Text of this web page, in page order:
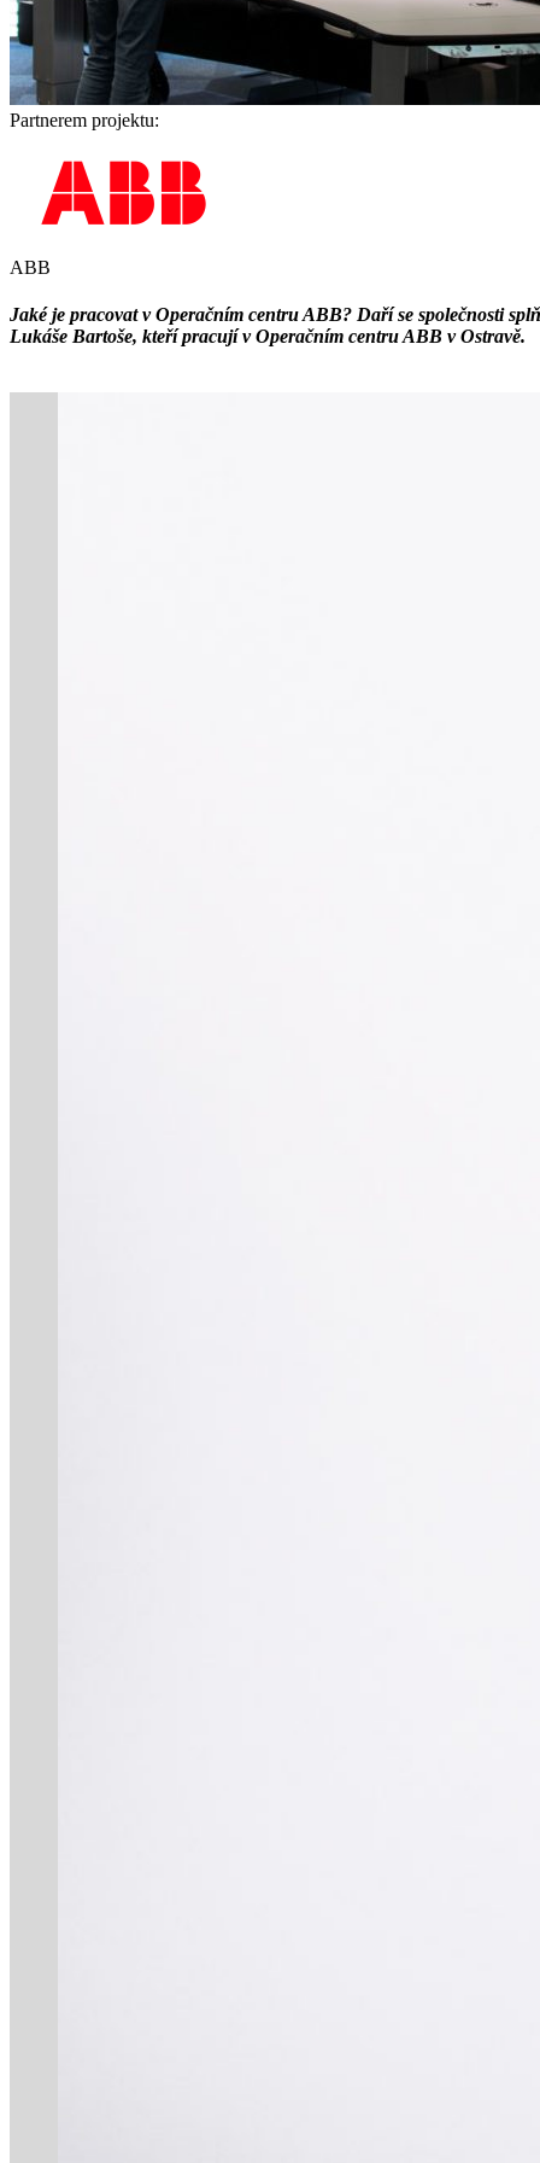
Partnerem projektu:
ABB
Jaké je pracovat v Operačním centru ABB? Daří se společnosti
Lukáše Bartoše, kteří pracují v Operačním centru ABB v Ostravě.